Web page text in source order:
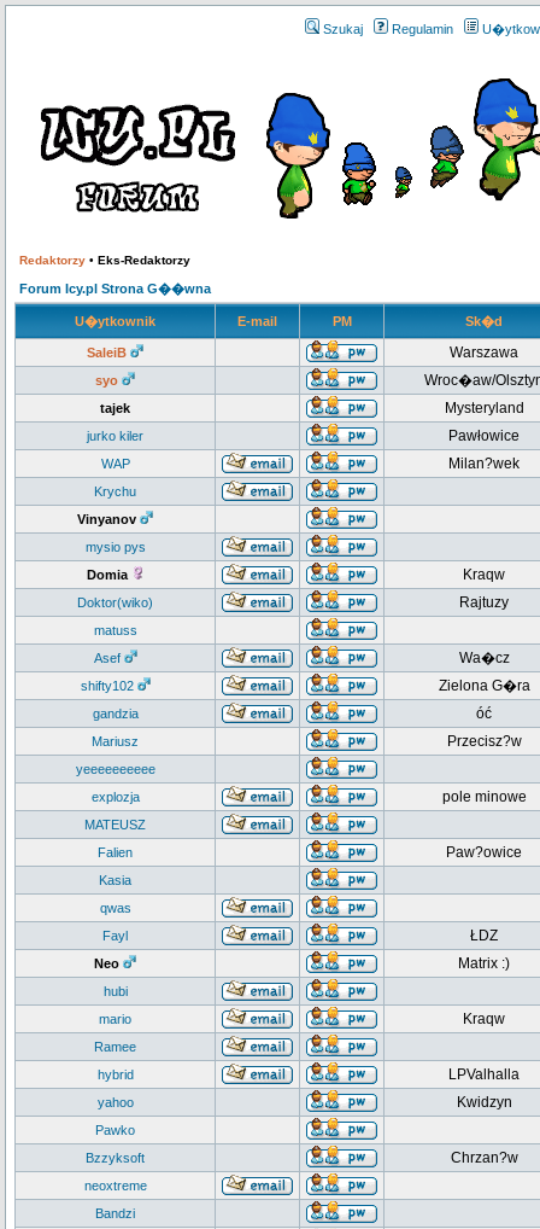
Szukaj Regulamin
Redaktorzy • Eks-Redaktorzy
Forum Icy.pl Strona G��wna
U�ytkownik E-mail PM Sk�d
SaleiB Warszawa
syo Wroc�aw/
tajek Mysteryland
jurko kiler Pawłowice
WAP Milan?wek
Krychu
Vinyanov
mysio pys
Domia
Kraqw
Doktor(wiko) Rajtuzy
matuss
Asef
Wa�cz
shifty102 Zielona G�ra
gandzia óć
Mariusz Przecisz?w
yeeeeeeeeee
explozja
pole minowe
MATEUSZ
Falien
Paw?owice
Kasia
qwas
Fayl
ŁDZ
Neo Matrix :)
hubi
mario
Kraqw
Ramee
hybrid
LPValhalla
yahoo Kwidzyn
Pawko
Bzzyksoft
Chrzan?w
neoxtreme
Bandzi